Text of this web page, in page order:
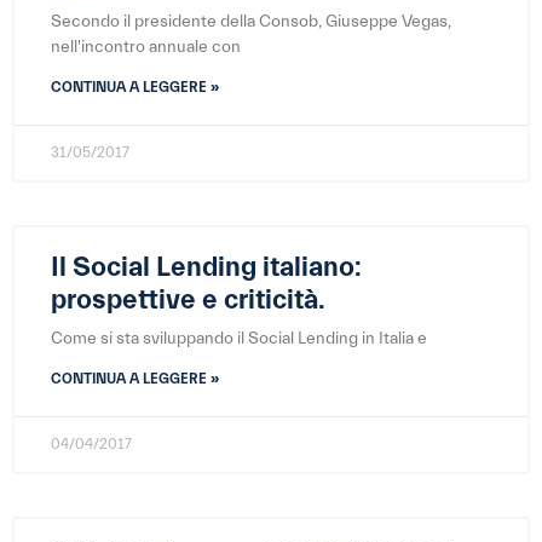
Secondo il presidente della Consob, Giuseppe Vegas,
nell'incontro annuale con
CONTINUA A LEGGERE »
31/05/2017
Il Social Lending italiano:
prospettive e criticità.
Come si sta sviluppando il Social Lending in Italia e
CONTINUA A LEGGERE »
04/04/2017